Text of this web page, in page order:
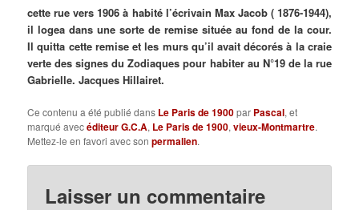
cette rue vers 1906 à habitél’écrivain Max Jacob ( 1876-1944),
il logea dans une sorte de remise située au fond de la cour.
Il quitta cette remise et les murs qu’il avait décorés à la craie
verte des signes du Zodiaques pour habiter au N°19 de la rue
Gabrielle. Jacques Hillairet.
Ce contenu a été publié dans Le Paris de 1900par Pascal, et
marqué avecéditeur G.C.A, Le Paris de 1900,vieux-Montmartre.
Mettez-le en favori avec sonpermalien.
Laisser un commentaire